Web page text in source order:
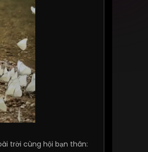
trời cùng hội bạn thân: